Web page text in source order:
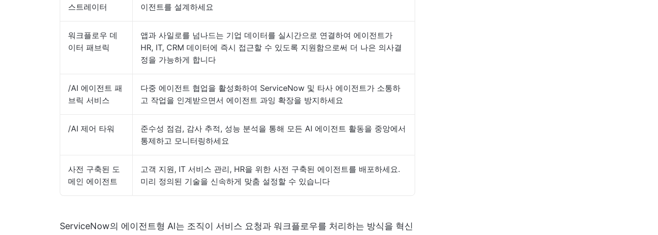
스트레이터
이전트를 설계하세요
워크플로우 데
이터 패브릭
앱과 사일로를 넘나드는 기업 데이터를 실시간으로 연결하여 에이전트가
HR, IT, CRM 데이터에 즉시 접근할 수 있도록 지원함으로써 더 나은 의사결
정을 가능하게 합니다
/AI 에이전트 패
브릭 서비스
다중 에이전트 협업을 활성화하여 ServiceNow 및 타사 에이전트가 소통하
고 작업을 인계받으면서 에이전트 과잉 확장을 방지하세요
/AI 제어 타워
준수성 점검, 감사 추적, 성능 분석을 통해 모든 AI 에이전트 활동을 중앙에서
통제하고 모니터링하세요
사전 구축된 도
메인 에이전트
고객 지원, IT 서비스 관리, HR을 위한 사전 구축된 에이전트를 배포하세요.
미리 정의된 기술을 신속하게 맞춤 설정할 수 있습니다
ServiceNow의 에이전트형 AI는 조직이 서비스 요청과 워크플로우를 처리하는 방식을 혁신